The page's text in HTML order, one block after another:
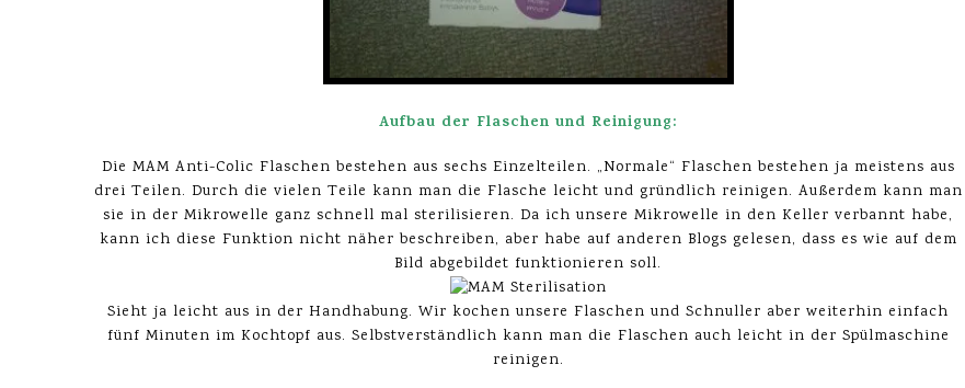
Aufbau der Flaschen und Reinigung:
Die MAM Anti-Colic Flaschen bestehen aus sechs Einzelteilen. „Normale“ Flaschen bestehen ja meistens aus
drei Teilen. Durch die vielen Teile kann man die Flasche leicht und gründlich reinigen. Außerdem kann man
sie in der Mikrowelle ganz schnell mal sterilisieren. Da ich unsere Mikrowelle in den Keller verbannt habe,
kann ich diese Funktion nicht näher beschreiben, aber habe auf anderen Blogs gelesen, dass es wie auf dem
Bild abgebildet funktionieren soll.
Sieht ja leicht aus in der Handhabung. Wir kochen unsere Flaschen und Schnuller aber weiterhin einfach
fünf Minuten im Kochtopf aus. Selbstverständlich kann man die Flaschen auch leicht in der Spülmaschine
reinigen.